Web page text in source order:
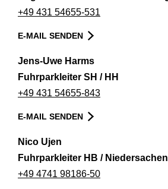
+49 431 54655-531
E-MAIL SENDEN
Jens-Uwe Harms
Fuhrparkleiter SH / HH
+49 431 54655-843
E-MAIL SENDEN
Nico Ujen
Fuhrparkleiter HB / Niedersachen
+49 4741 98186-50